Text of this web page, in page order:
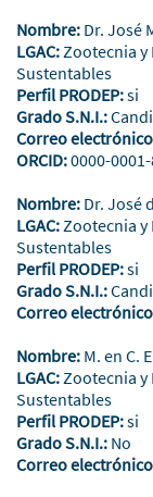
Nombre: Dr. José
LGAC: Zootecnia
Sustentables
Perfil PRODEP:si
Grado S.N.I.:
Correo electrónico
ORCID:0000-
Nombre: Dr. José
LGAC: Zootecnia
Sustentables
Perfil PRODEP:si
Grado S.N.I.:
Correo electrónico
Nombre: M. en C.
LGAC: Zootecnia
Sustentables
Perfil PRODEP:si
Grado S.N.I.: No
Correo electrónico